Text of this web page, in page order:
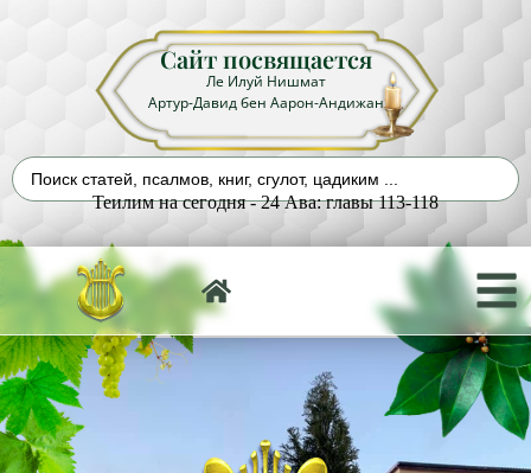
Сайт посвящается
Ле Илуй Нишмат
Артур-Давид бен Аарон-Андижан
Теилим на сегодня - 24 Ава: главы 113-118